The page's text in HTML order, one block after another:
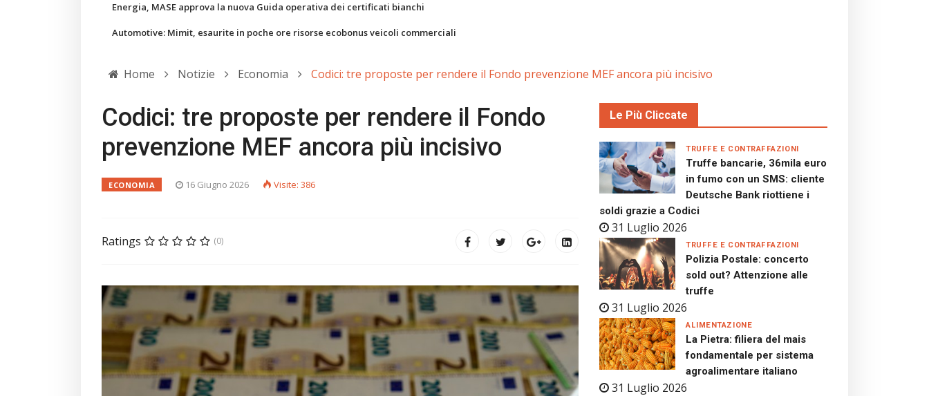
Energia, MASE approva la nuova Guida operativa dei certificati bianchi
Automotive: Mimit, esaurite in poche ore risorse ecobonus veicoli commerciali
Home Notizie Economia Codici: tre proposte per rendere il Fondo prevenzione MEF ancora più incisivo
Codici: tre proposte per rendere il Fondo
prevenzione MEF ancora più incisivo
ECONOMIA 16 Giugno 2026 Visite: 386
Ratings (0)
Le Più Cliccate
Truffe bancarie, 36mila euro
in fumo con un SMS: cliente
Deutsche Bank riottiene i
soldi grazie a Codici
31 Luglio 2026
TRUFFE E CONTRAFFAZIONI
Polizia Postale: concerto
sold out? Attenzione alle
truffe
31 Luglio 2026
TRUFFE E CONTRAFFAZIONI
La Pietra: filiera del mais
fondamentale per sistema
agroalimentare italiano
31 Luglio 2026
ALIMENTAZIONE